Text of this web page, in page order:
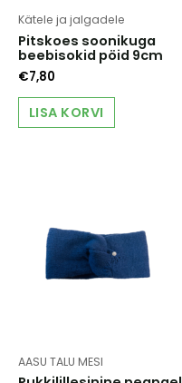
Kätele ja jalgadele
Pitskoes soonikuga
beebisokid pöid 9cm
€7,80
LISA KORVI
AASU TALU MESI